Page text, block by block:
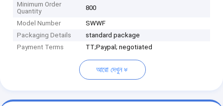
Minimum Order
Quantity
800
Model Number
SWWF
Packaging Details
standard package
Payment Terms
TT;Paypal; negotiated
আরো দেখুন